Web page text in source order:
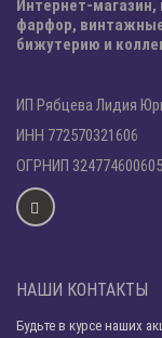
Интернет-
фарфор,
бижутерию и
ИП Рябцева Лидия
ИНН 772570321606
ОГРНИП
НАШИ КОНТАКТЫ
Будьте в курсе наших